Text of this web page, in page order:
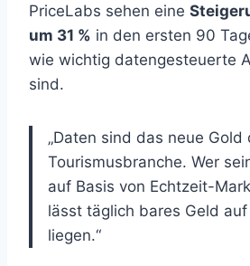
PriceLabs sehen eine
um 31 % in den ersten 90
wie wichtig datengesteuerte
sind.
„Daten sind das neue Gold
Tourismusbranche. Wer
auf Basis von Echtzeit-
lässt täglich bares Geld
liegen.“